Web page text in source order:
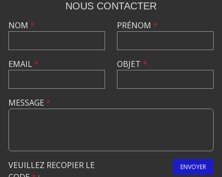
NOUS CONTACTER
NOM *
EMAIL*
PRÉNOM *
OBJET *
MESSAGE *
VEUILLEZ RECOPIER LE
ENVOYER